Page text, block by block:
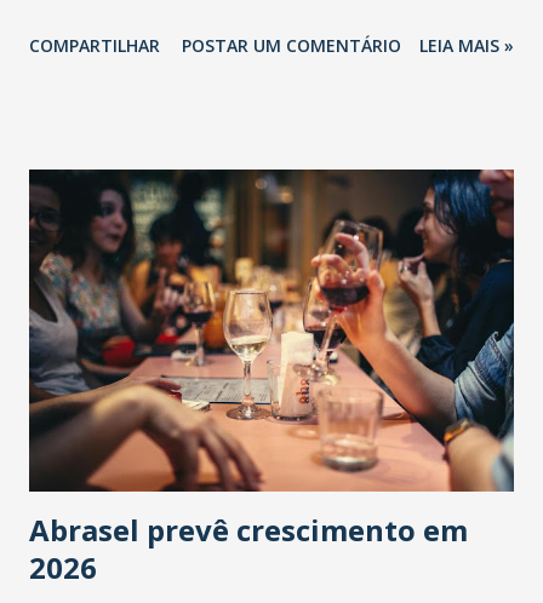
COMPARTILHAR POSTAR UM COMENTÁRIO LEIA MAIS »
Abrasel prevê crescimento em
2026